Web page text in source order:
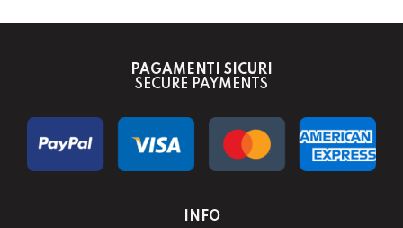
PAGAMENTI SICURI
SECURE PAYMENTS
INFO